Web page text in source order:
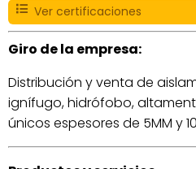
Ver certificaciones
Giro de la empresa:
Distribución y venta de
ignífugo, hidrófobo,
únicos espesores de 5MM y